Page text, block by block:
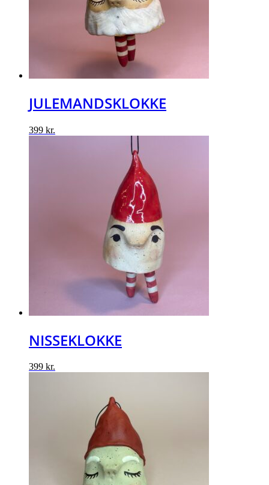
JULEMANDSKLOKKE
399 kr.
NISSEKLOKKE
399 kr.